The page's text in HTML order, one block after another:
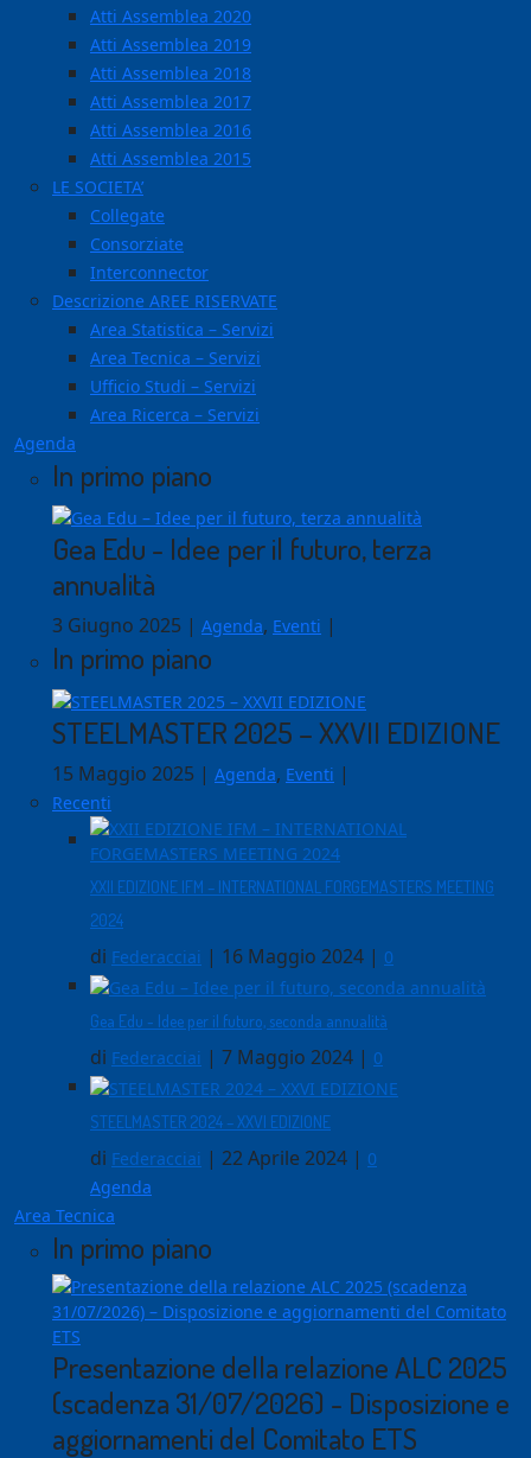
Atti Assemblea 2020
Atti Assemblea 2019
Atti Assemblea 2018
Atti Assemblea 2017
Atti Assemblea 2016
Atti Assemblea 2015
LE SOCIETA’
Collegate
Consorziate
Interconnector
Descrizione AREE RISERVATE
Area Statistica – Servizi
Area Tecnica – Servizi
Ufficio Studi – Servizi
Area Ricerca – Servizi
Agenda
In primo piano
Gea Edu - Idee per il futuro, terza
annualità
3 Giugno 2025 | Agenda, Eventi |
In primo piano
STEELMASTER 2025 – XXVII EDIZIONE
15 Maggio 2025 | Agenda, Eventi |
Recenti
XXII EDIZIONE IFM – INTERNATIONAL FORGEMASTERS MEETING
2024
di Federacciai | 16 Maggio 2024 | 0
Gea Edu - Idee per il futuro, seconda annualità
di Federacciai | 7 Maggio 2024 | 0
STEELMASTER 2024 – XXVI EDIZIONE
di Federacciai | 22 Aprile 2024 | 0
Agenda
Area Tecnica
In primo piano
Presentazione della relazione ALC 2025
(scadenza 31/07/2026) - Disposizione e
aggiornamenti del Comitato ETS